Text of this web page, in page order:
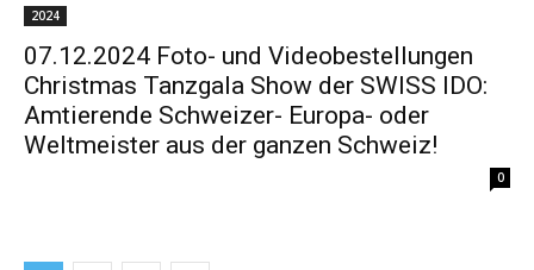
2024
07.12.2024 Foto- und Videobestellungen
Christmas Tanzgala Show der SWISS IDO:
Amtierende Schweizer- Europa- oder
Weltmeister aus der ganzen Schweiz!
0